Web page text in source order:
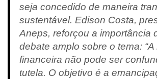
seja concedido de maneira
sustentável. Edison Costa,
Aneps, reforçou a importância
debate amplo sobre o tema:
financeira não pode ser
tutela. O objetivo é a